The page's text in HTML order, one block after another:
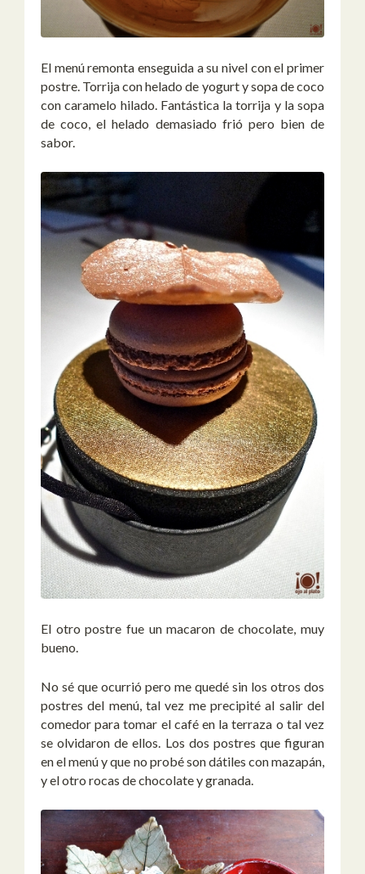
El menú remonta enseguida a su nivel con el primer
postre. Torrija con helado de yogurt y sopa de coco
con caramelo hilado. Fantástica la torrija y la sopa
de coco, el helado demasiado frió pero bien de
sabor.
El otro postre fue un macaron de chocolate, muy
bueno.
No sé que ocurrió pero me quedé sin los otros dos
postres del menú, tal vez me precipité al salir del
comedor para tomar el café en la terraza o tal vez
se olvidaron de ellos. Los dos postres que figuran
en el menú y que no probé son dátiles con mazapán,
y el otro rocas de chocolate y granada.